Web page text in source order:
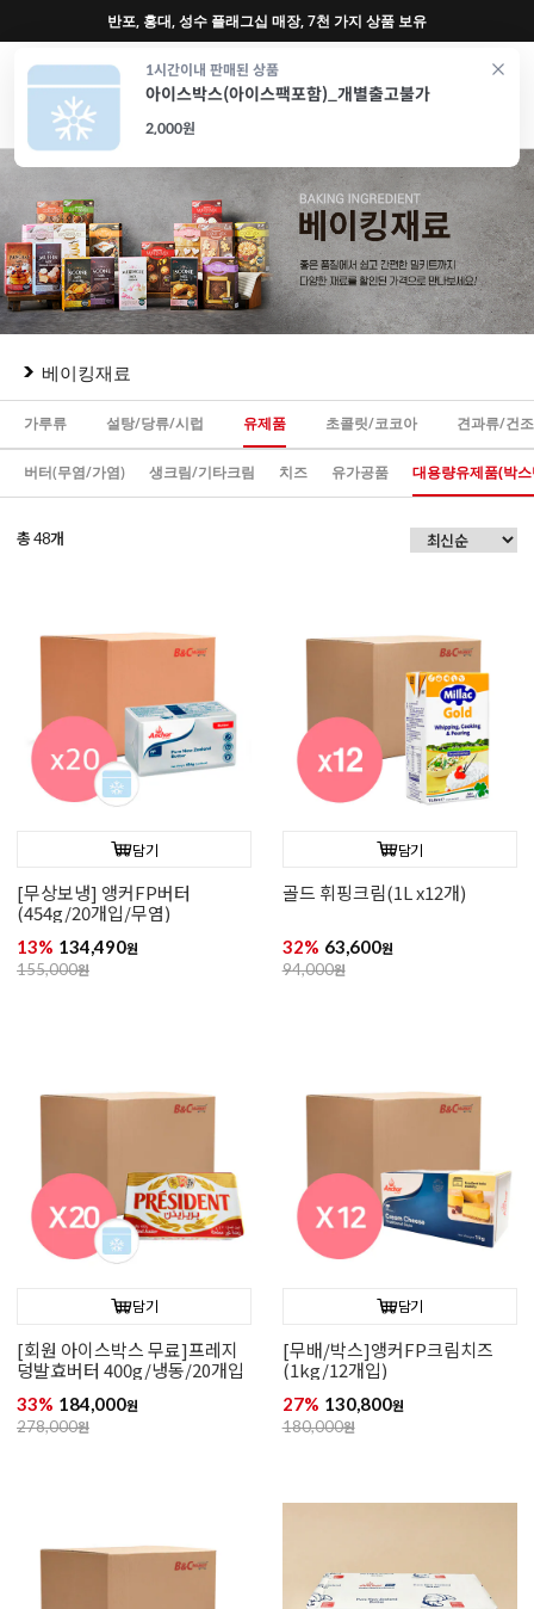
1시간이내 판매된 상품
아이스박스(아이스팩포함)_개별출고불가
2,000원
♥ 회원가입 특별혜택 (사업자 추가혜택) ♥
0
재료 포장
베이킹재료
가루류 설탕/당류/시럽 유제품 초콜릿/코코아 견과류/건
버터(무염/가염) 생크림/기타크림 치즈 유가공품 대용량유제품(박
총48개
담기
[무상보냉] 앵커FP버터
(454g/20개입/무염)
13% 134,490원
155,000원
담기
골드 휘핑크림(1L x12개)
32% 63,600원
94,000원
담기
[회원 아이스박스 무료]프레지
덩발효버터 400g/냉동/20개입
33% 184,000원
278,000원
담기
[무배/박스]앵커FP크림치즈
(1kg/12개입)
27% 130,800원
180,000원